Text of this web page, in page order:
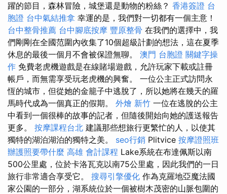
躍的節目，森林冒險，城堡還是動物的粉絲？ 香港簽證 台
胞證 台中氣結推拿 幸運的是，我們對一切都有一個主意！
台中整骨推薦 台中腳底按摩 豐原整骨 在我們的選擇中，我
們剛剛在全國范圍內收集了10個超級計劃的想法，這在夏季
休息的最後一個月不會被保證無聊。 澳門 台胞證 關鍵字操
作 免費老虎機遊戲是在線賭場遊戲，允許玩家下載或註冊
帳戶，而無需享受玩老虎機的興奮。 一位公主正式訪問永
恆的城市，但從她的金籠子中逃脫了，所以她將在幾天的羅
馬時代成為一個真正的假期。 外燴 新竹 一位在逃脫的公主
中看到一個很棒的故事的記者，但隨後開始向她的護送報告
更多。 按摩課程台北 建議那些想旅行更繁忙的人，以使其
獨特的湖泊湖泊的獨特之美。 seo行銷 Plitvice 按摩證照班
辦護照要帶什麼 高雄 會計課程 Lake系統在布達佩斯以南
500公里處，位於卡洛瓦克以南75公里處，因此我們的一日
旅行非常適合享受它。 搜尋引擎優化 作為克羅地亞魔法國
家公園的一部分，湖系統位於一個被樹木茂密的山脈包圍的